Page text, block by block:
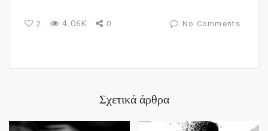
2 4.06K 0 No Comments
Σχετικά άρθρα